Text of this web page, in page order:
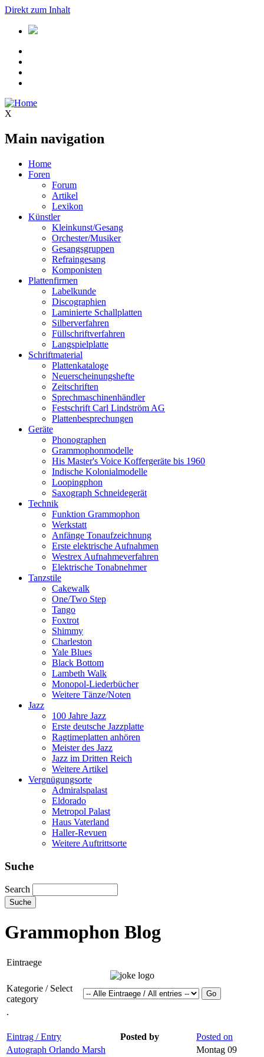
Direkt zum Inhalt
X
Main navigation
Home
Foren
Forum
Artikel
Lexikon
Künstler
Kleinkunst/Gesang
Orchester/Musiker
Gesangsgruppen
Refraingesang
Komponisten
Plattenfirmen
Labelkunde
Discographien
Laminierte Schallplatten
Silberverfahren
Füllschriftverfahren
Langspielplatte
Schriftmaterial
Plattenkataloge
Neuerscheinungshefte
Zeitschriften
Sprechmaschinenhändler
Festschrift Carl Lindström AG
Plattenbesprechungen
Geräte
Phonographen
Grammophonmodelle
His Master's Voice Koffergeräte bis 1960
Indische Kolonialmodelle
Loopingphon
Saxograph Schneidegerät
Technik
Funktion Grammophon
Werkstatt
Anfänge Tonaufzeichnung
Erste elektrische Aufnahmen
Westrex Aufnahmeverfahren
Elektrische Tonabnehmer
Tanzstile
Cakewalk
One/Two Step
Tango
Foxtrot
Shimmy
Charleston
Yale Blues
Black Bottom
Lambeth Walk
Monopol-Liederbücher
Weitere Tänze/Noten
Jazz
100 Jahre Jazz
Erste deutsche Jazzplatte
Ragtimeplatten anhören
Meister des Jazz
Jazz im Dritten Reich
Weitere Artikel
Vergnügungsorte
Admiralspalast
Eldorado
Metropol Palast
Haus Vaterland
Haller-Revuen
Weitere Auftrittsorte
Suche
Search
Grammophon Blog
Eintraege
Kategorie / Select
category
.
Eintrag / Entry Posted by
Posted on
Autograph Orlando Marsh
Montag 09